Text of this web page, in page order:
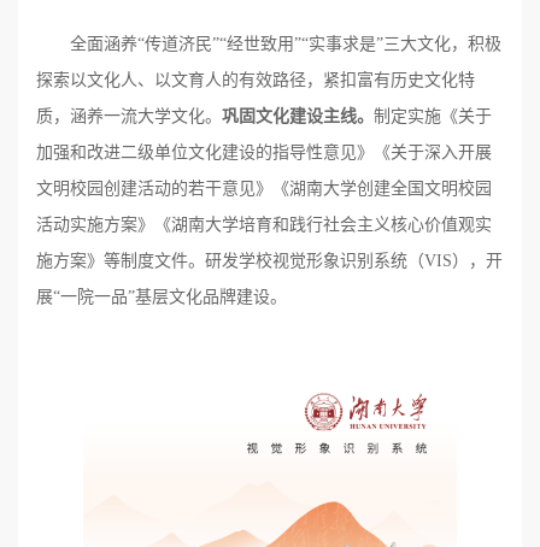
全面涵养“传道济民”“经世致用”“实事求是”三大文化，积极
探索以文化人、以文育人的有效路径，紧扣富有历史文化特
质，涵养一流大学文化。 巩固文化建设主线。 制定实施《关于
加强和改进二级单位文化建设的指导性意见》《关于深入开展
文明校园创建活动的若干意见》《湖南大学创建全国文明校园
活动实施方案》《湖南大学培育和践行社会主义核心价值观实
施方案》等制度文件。研发学校视觉形象识别系统（VIS），开
展“一院一品”基层文化品牌建设。